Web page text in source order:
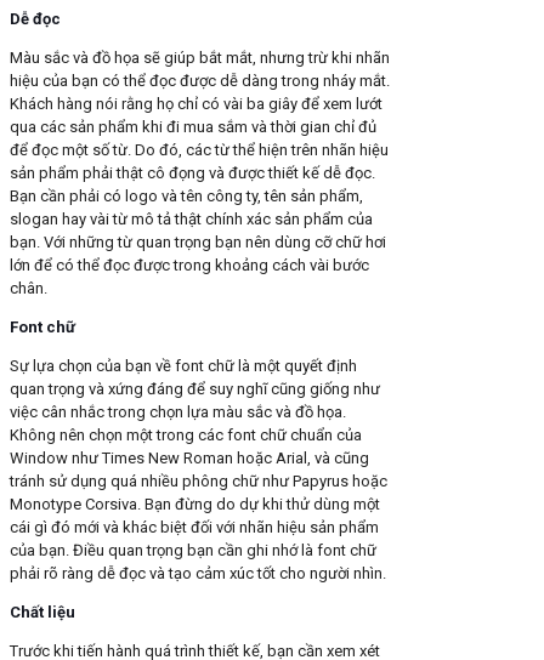
Dễ đọc
Màu sắc và đồ họa sẽ giúp bắt mắt, nhưng trừ khi nhãn
hiệu của bạn có thể đọc được dễ dàng trong nháy mắt.
Khách hàng nói rằng họ chỉ có vài ba giây để xem lướt
qua các sản phẩm khi đi mua sắm và thời gian chỉ đủ
để đọc một số từ. Do đó, các từ thể hiện trên nhãn hiệu
sản phẩm phải thật cô đọng và được thiết kế dễ đọc.
Bạn cần phải có logo và tên công ty, tên sản phẩm,
slogan hay vài từ mô tả thật chính xác sản phẩm của
bạn. Với những từ quan trọng bạn nên dùng cỡ chữ hơi
lớn để có thể đọc được trong khoảng cách vài bước
chân.
Font chữ
Sự lựa chọn của bạn về font chữ là một quyết định
quan trọng và xứng đáng để suy nghĩ cũng giống như
việc cân nhắc trong chọn lựa màu sắc và đồ họa.
Không nên chọn một trong các font chữ chuẩn của
Window như Times New Roman hoặc Arial, và cũng
tránh sử dụng quá nhiều phông chữ như Papyrus hoặc
Monotype Corsiva. Bạn đừng do dự khi thử dùng một
cái gì đó mới và khác biệt đối với nhãn hiệu sản phẩm
của bạn. Điều quan trọng bạn cần ghi nhớ là font chữ
phải rõ ràng dễ đọc và tạo cảm xúc tốt cho người nhìn.
Chất liệu
Trước khi tiến hành quá trình thiết kế, bạn cần xem xét